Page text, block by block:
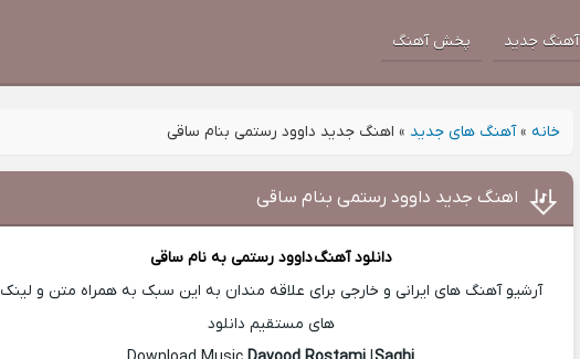
آهنگ جدید پخش آهنگ
خانه »آهنگ های جدید » اهنگ جدید داوود رستمی بنام ساقی
اهنگ جدید داوود رستمی بنام ساقی
دانلود آهنگداوود رستمیبه نام ساقی
آرشیو آهنگ های ایرانی و خارجی برای علاقه مندان به این سبک به همراه متن و لینک
های مستقیم دانلود